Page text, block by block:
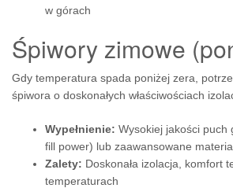
w górach
Śpiwory zimowe
Gdy temperatura spada poniżej zera,
śpiwora o doskonałych właściwościach
Wypełnienie: Wysokiej jakości puch
fill power) lub zaawansowane
Zalety: Doskonała izolacja, komfort
temperaturach